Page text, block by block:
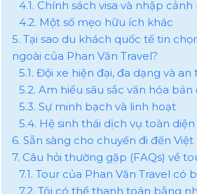
4.1. Chính sách visa và nhập
4.2. Một số mẹo hữu ích khác
5. Tại sao du khách quốc tế tin
ngoài của Phan Văn Travel?
5.1. Đội xe hiện đại, đa dạng và an
5.2. Am hiểu sâu sắc văn hóa bản
5.3. Sự minh bạch và linh hoạt
5.4. Hệ sinh thái dịch vụ toàn diện
6. Sẵn sàng cho chuyến đi đến
7. Câu hỏi thường gặp (FAQs) về
7.1. Tour của Phan Văn Travel
7.2. Tôi có thể thanh toán bằng